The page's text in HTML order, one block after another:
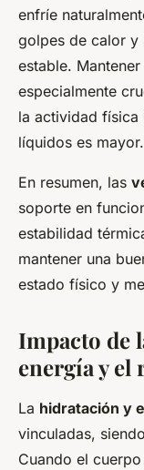
enfríe
golpes de calor y
estable.
especialmente
la actividad física
líquidos es mayor.
En resumen, las
soporte en
estabilidad
mantener una
estado físico y
Impacto de
energía y
La hidratación y
vinculadas,
Cuando el